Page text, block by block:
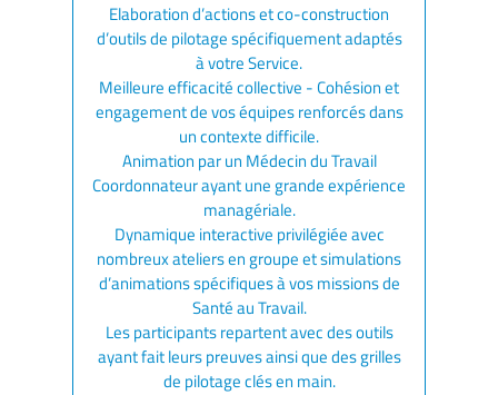
Elaboration d’actions et co-construction
d’outils de pilotage spécifiquement adaptés
à votre Service.
Meilleure efficacité collective - Cohésion et
engagement de vos équipes renforcés dans
un contexte difficile.
Animation par un Médecin du Travail
Coordonnateur ayant une grande expérience
managériale.
Dynamique interactive privilégiée avec
nombreux ateliers en groupe et simulations
d’animations spécifiques à vos missions de
Santé au Travail.
Les participants repartent avec des outils
ayant fait leurs preuves ainsi que des grilles
de pilotage clés en main.